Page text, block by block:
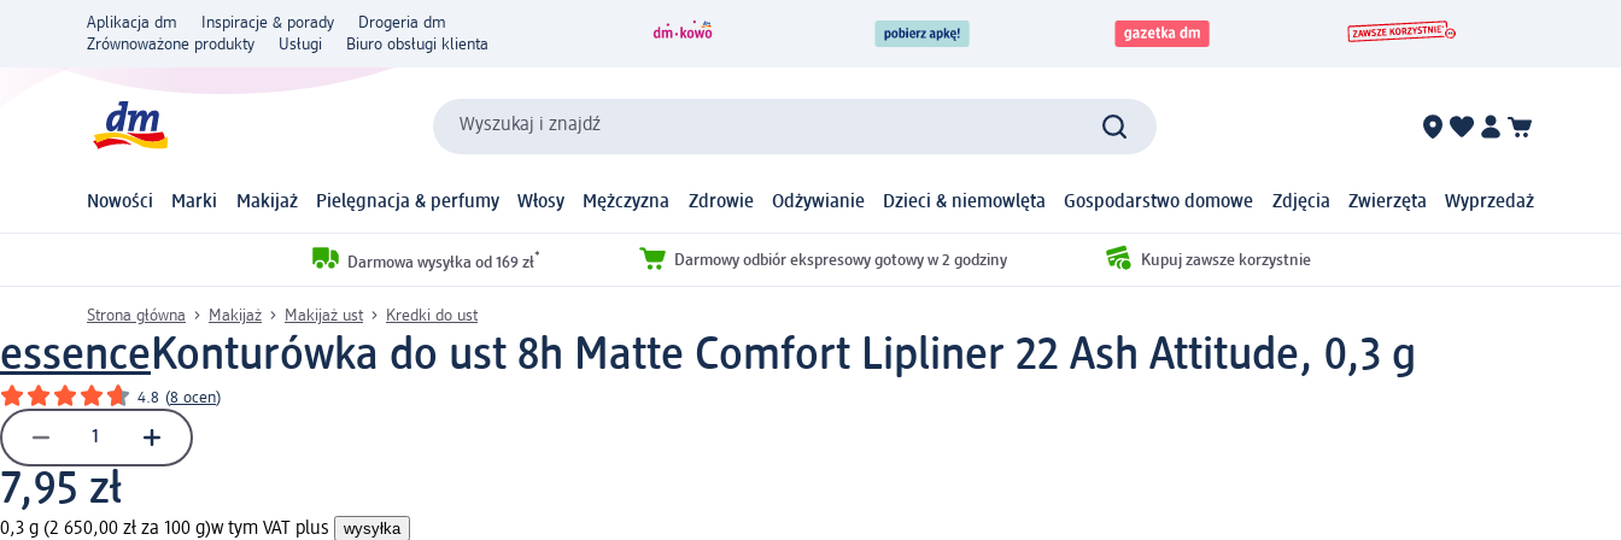
Aplikacja dm Inspiracje & porady
Drogeria dm
Zrównoważone produkty
Usługi Biuro obsługi klienta
Wyszukaj i znajdź
Nowości Marki Makijaż Pielęgnacja & perfumy Włosy Mężczyzna Zdrowie Odżywianie Dzieci & niemowlęta Gospodarstwo domowe Zdjęcia Zwierzęta Wyprzedaż
Darmowa wysyłka od 169 zł* Darmowy odbiór ekspresowy gotowy w 2 godziny Kupuj zawsze korzystnie
Strona główna Makijaż Makijaż ust Kredki do ust
essenceKonturówka do ust 8h Matte Comfort Lipliner 22 Ash Attitude, 0,3 g
4.8 (8 ocen)
7,95 zł
0,3 g (2 650,00 zł za 100 g)w tym VAT plus wysyłka